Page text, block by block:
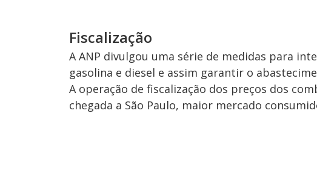
Fiscalização
A ANP divulgou uma série de medidas para
gasolina e diesel e assim garantir o
A operação de fiscalização dos preços dos
chegada a São Paulo, maior mercado